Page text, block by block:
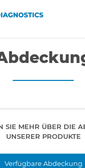
SIE MEHR ÜBER DIE
UNSERER PRODUKTE
Verfügbare Abdeckung